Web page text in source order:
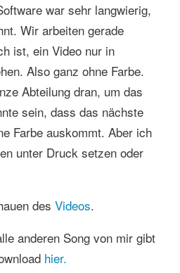
war sehr langwierig,
Wir arbeiten gerade
ist, ein Video nur in
Also ganz ohne Farbe.
Abteilung dran, um das
sein, dass das nächste
Farbe auskommt. Aber ich
unter Druck setzen oder
des Videos.
anderen Song von mir gibt
hier.